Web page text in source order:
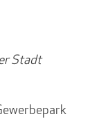
Stadt